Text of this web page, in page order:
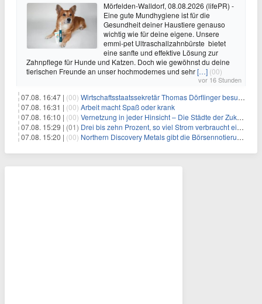
Mörfelden-Walldorf, 08.08.2026 (lifePR) -
Eine gute Mundhygiene ist für die
Gesundheit deiner Haustiere genauso
wichtig wie für deine eigene. Unsere
emmi-pet Ultraschallzahnbürste bietet
eine sanfte und effektive Lösung zur
Zahnpflege für Hunde und Katzen. Doch wie gewöhnst du deine
tierischen Freunde an unser hochmodernes und sehr[…] (00)
vor 16 Stunden
07.08. 16:47 | (00) Wirtschaftsstaatssekretär Thomas Dörflinger besucht Handwerksbetrieb im Kammerbezirk Freiburg
07.08. 16:31 | (00) Arbeit macht Spaß oder krank
07.08. 16:10 | (00) Vernetzung in jeder Hinsicht – Die Städte der Zukunft sind grün-blau
07.08. 15:29 | (01) Drei bis zehn Prozent, so viel Strom verbraucht ein Aufzug im Gebäude
07.08. 15:20 | (00) Northern Discovery Metals gibt die Börsennotierung an der Frankfurter Wertpapierbörse bekannt